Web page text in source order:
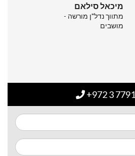
מיכאל סילאם
מתווך נדל"ן מורשה -
מושבים
+972 3